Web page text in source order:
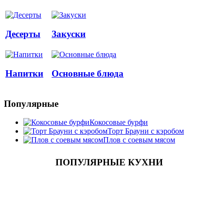
Десерты Закуски
Напитки Основные блюда
Популярные
Кокосовые бурфи
Торт Брауни с кэробом
Плов с соевым мясом
ПОПУЛЯРНЫЕ КУХНИ